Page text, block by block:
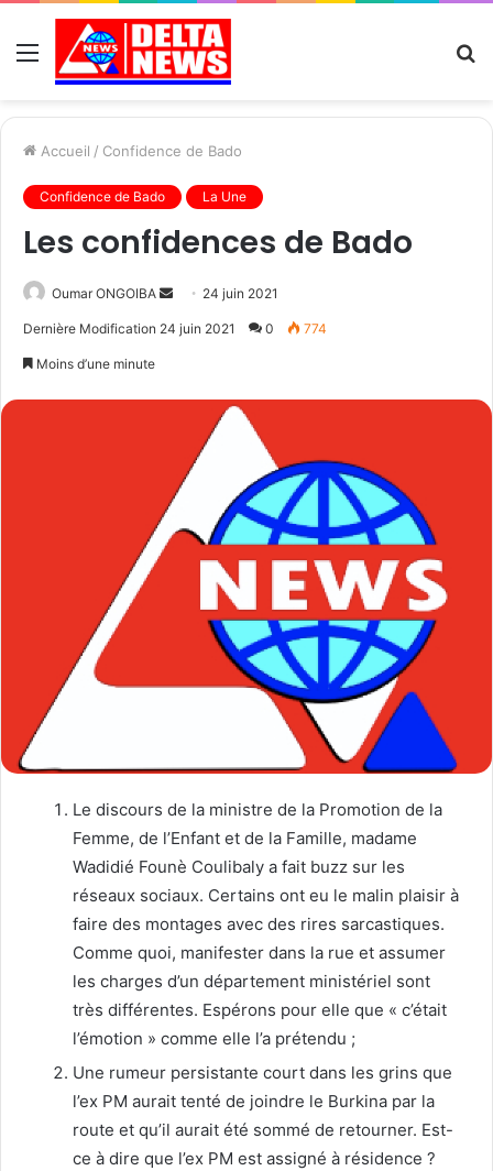
Menu
Accueil / Confidence de Bado
Confidence de Bado La Une
Les confidences de Bado
Oumar ONGOIBA
Send 24 juin 2021
Dernière Modification 24 juin 2021 0 774
Moins d’une minute
Le discours de la ministre de la Promotion de la
Femme, de l’Enfant et de la Famille, madame
Wadidié Founè Coulibaly a fait buzz sur les
réseaux sociaux. Certains ont eu le malin plaisir à
faire des montages avec des rires sarcastiques.
Comme quoi, manifester dans la rue et assumer
les charges d’un département ministériel sont
très différentes. Espérons pour elle que « c’était
l’émotion » comme elle l’a prétendu ;
Une rumeur persistante court dans les grins que
l’ex PM aurait tenté de joindre le Burkina par la
route et qu’il aurait été sommé de retourner. Est-
ce à dire que l’ex PM est assigné à résidence ?